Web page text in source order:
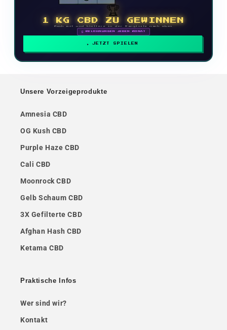
🏆
1 KG CBD ZU GEWINNEN
Mach mit und klettere in der Rangliste nach oben
🗓 BELOHNUNGEN JEDEN MONAT
JETZT SPIELEN
Unsere Vorzeigeprodukte
Amnesia CBD
OG Kush CBD
Purple Haze CBD
Cali CBD
Moonrock CBD
Gelb Schaum CBD
3X Gefilterte CBD
Afghan Hash CBD
Ketama CBD
Praktische Infos
Wer sind wir?
Kontakt